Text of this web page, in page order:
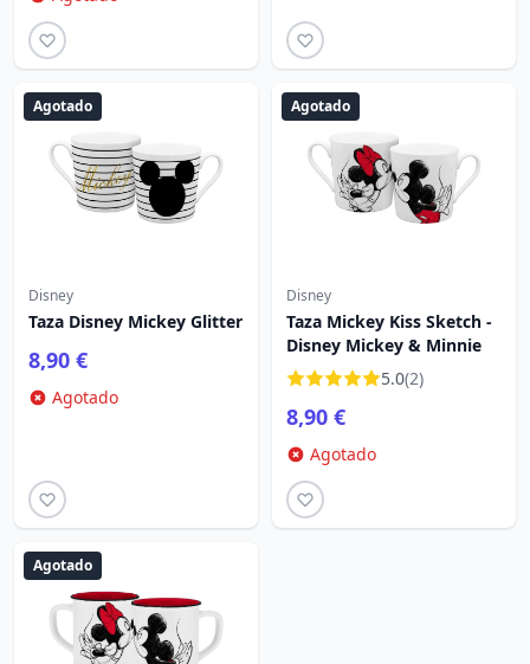
Agotado
Disney
Taza Disney Mickey Glitter
8,90 €
Agotado
Agotado
Disney
Taza Mickey Kiss Sketch -
Disney Mickey & Minnie
5.0(2)
8,90 €
Agotado
Agotado